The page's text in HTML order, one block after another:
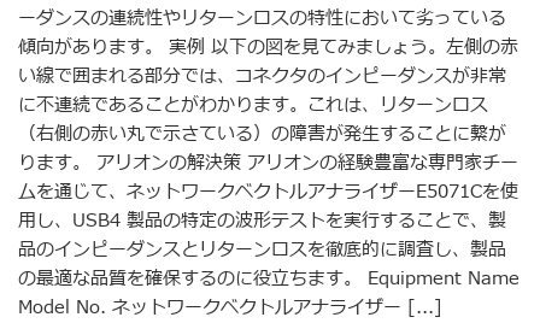
ーダンスの連続性やリターンロスの特性において劣っている
傾向があります。 実例 以下の図を見てみましょう。左側の赤
い線で囲まれる部分では、コネクタのインピーダンスが非常
に不連続であることがわかります。これは、リターンロス
（右側の赤い丸で示さている）の障害が発生することに繋が
ります。 アリオンの解決策 アリオンの経験豊富な専門家チー
ムを通じて、ネットワークベクトルアナライザーE5071Cを使
用し、USB4 製品の特定の波形テストを実行することで、製
品のインピーダンスとリターンロスを徹底的に調査し、製品
の最適な品質を確保するのに役立ちます。 Equipment Name
Model No. ネットワークベクトルアナライザー [...]